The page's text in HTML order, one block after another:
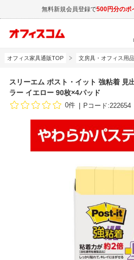
無料新規会員登録で500円分のポ
オフィス家具通販TOP 文房具・オフィス用品
スリーエム ポスト・イット 強粘着 見
ラー イエロー 90枚×4パッド
0件 Pコード:222654